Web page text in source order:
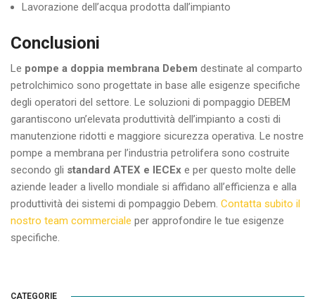
Lavorazione dell’acqua prodotta dall’impianto
Conclusioni
Le pompe a doppia membrana Debem destinate al comparto
petrolchimico sono progettate in base alle esigenze specifiche
degli operatori del settore. Le soluzioni di pompaggio DEBEM
garantiscono un’elevata produttività dell’impianto a costi di
manutenzione ridotti e maggiore sicurezza operativa. Le nostre
pompe a membrana per l’industria petrolifera sono costruite
secondo gli standard ATEX e IECEx e per questo molte delle
aziende leader a livello mondiale si affidano all’efficienza e alla
produttività dei sistemi di pompaggio Debem. Contatta subito il
nostro team commerciale per approfondire le tue esigenze
specifiche.
CATEGORIE